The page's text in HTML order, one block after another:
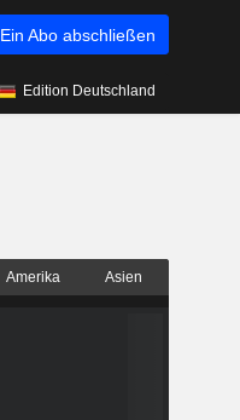
Ein Abo abschließen
Edition Deutschland
Amerika Asien